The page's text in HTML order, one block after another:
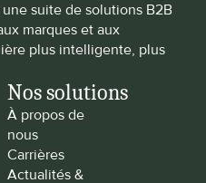
suite de solutions B2B
marques et aux
plus intelligente, plus
Nos solutions
À propos de
nous
Carrières
Actualités &